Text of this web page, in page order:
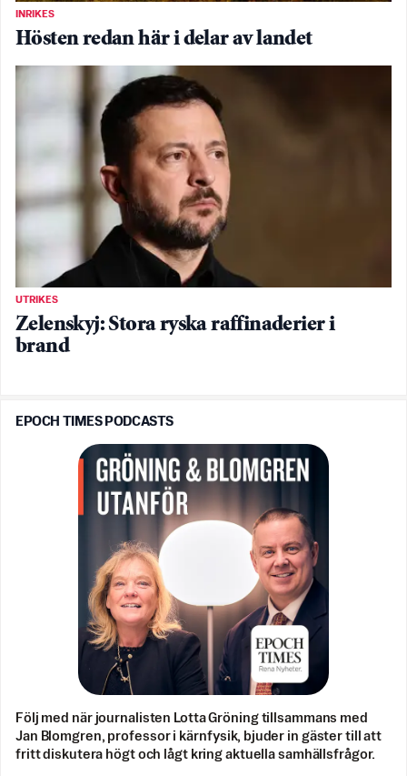
INRIKES
Hösten redan här i delar av landet
UTRIKES
Zelenskyj: Stora ryska raffinaderier i
brand
EPOCH TIMES PODCASTS
Följ med när journalisten Lotta Gröning tillsammans med
Jan Blomgren, professor i kärnfysik, bjuder in gäster till att
fritt diskutera högt och lågt kring aktuella samhällsfrågor.